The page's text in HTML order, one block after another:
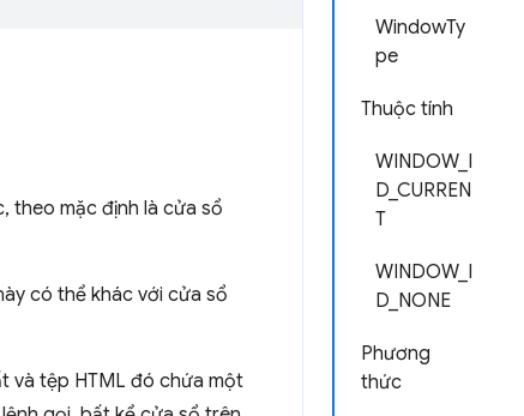
WindowTy
pe
Thuộc tính
WINDOW_I
D_CURREN
T
WINDOW_I
D_NONE
Phương
thức
theo mặc định là cửa sổ
có thể khác với cửa sổ
và tệp HTML đó chứa một